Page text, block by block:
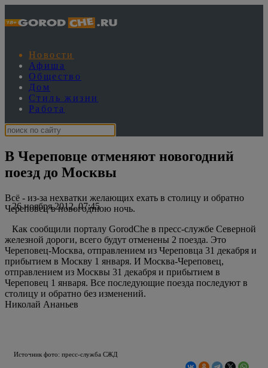
Новости
Афиша
Общество
Дом
Стиль жизни
Работа
В Череповце отменяют новогодний
поезд до Москвы
26 ноября 2012, 07:45
Всё - из-за нехватки желающих ехать в столицу и обратно
Череповец в новогоднюю ночь.
Как сообщили порталу GorodChe в пресс-службе Северной
железной дороги, всего будут отменены 2 поезда. Это
Череповец-Москва, отправлением из Череповца 31 декабря и
прибытием в Москву 1 января. И Москва-Череповец,
отправлением из Москвы 31 декабря и прибытием в
Череповец 1 января. Все последующие поезда последуют в
столицу и обратно без изменений.
Николай Ананьев
Источник фото: пресс-служба СЖД